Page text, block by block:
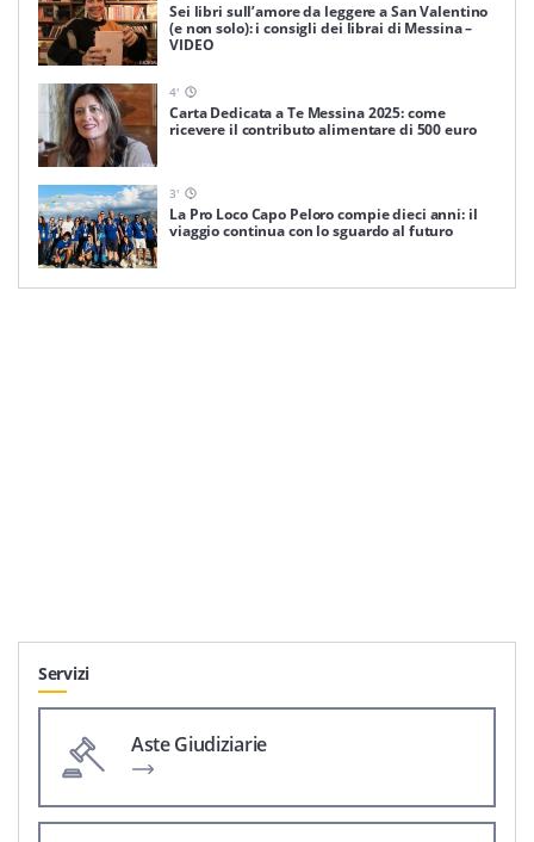
Sei libri sull’amore da leggere a San Valentino
(e non solo): i consigli dei librai di Messina –
VIDEO
4'
Carta Dedicata a Te Messina 2025: come
ricevere il contributo alimentare di 500 euro
3'
La Pro Loco Capo Peloro compie dieci anni: il
viaggio continua con lo sguardo al futuro
Servizi
Aste Giudiziarie